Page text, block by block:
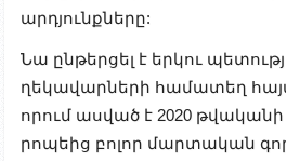
արդյունքները:
Նա ընթերցել է երկու
ղեկավարների համատեղ
որում ասված է 2020 թվականի
րոպեից բոլոր մարտական